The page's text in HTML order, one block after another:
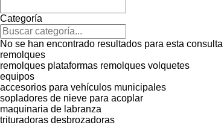
Categoría
No se han encontrado resultados para esta consulta
remolques
remolques plataformas remolques volquetes
equipos
accesorios para vehículos municipales
sopladores de nieve para acoplar
maquinaria de labranza
trituradoras desbrozadoras